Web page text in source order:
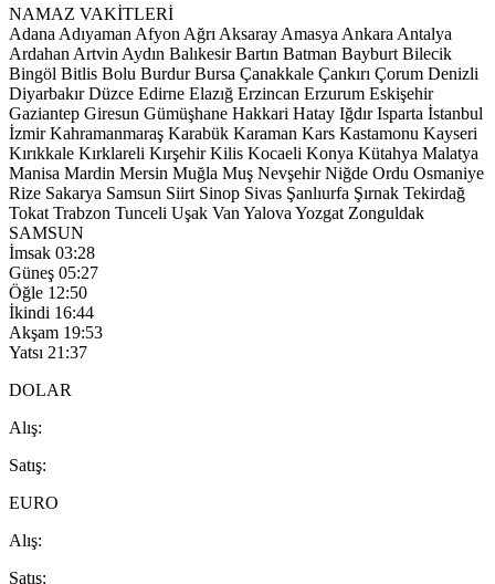
NAMAZ VAKİTLERİ
Adana Adıyaman Afyon Ağrı Aksaray Amasya Ankara Antalya
Ardahan Artvin Aydın Balıkesir Bartın Batman Bayburt Bilecik
Bingöl Bitlis Bolu Burdur Bursa Çanakkale Çankırı Çorum Denizli
Diyarbakır Düzce Edirne Elazığ Erzincan Erzurum Eskişehir
Gaziantep Giresun Gümüşhane Hakkari Hatay Iğdır Isparta İstanbul
İzmir Kahramanmaraş Karabük Karaman Kars Kastamonu Kayseri
Kırıkkale Kırklareli Kırşehir Kilis Kocaeli Konya Kütahya Malatya
Manisa Mardin Mersin Muğla Muş Nevşehir Niğde Ordu Osmaniye
Rize Sakarya Samsun Siirt Sinop Sivas Şanlıurfa Şırnak Tekirdağ
Tokat Trabzon Tunceli Uşak Van Yalova Yozgat Zonguldak
SAMSUN
İmsak 03:28
Güneş 05:27
Öğle 12:50
İkindi 16:44
Akşam 19:53
Yatsı 21:37
DOLAR
Alış:
Satış:
EURO
Alış:
Satış: